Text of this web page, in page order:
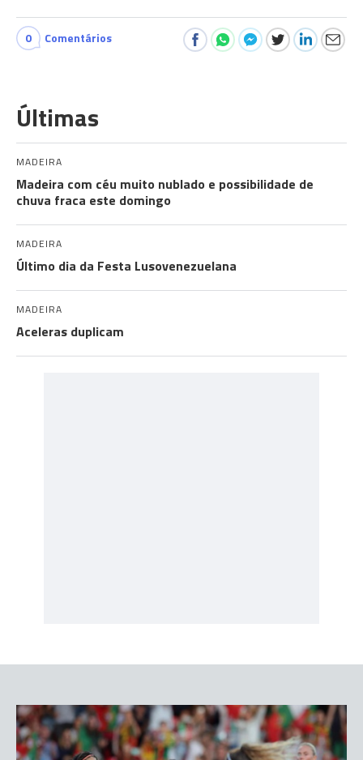
0 Comentários
Últimas
MADEIRA
Madeira com céu muito nublado e possibilidade de
chuva fraca este domingo
MADEIRA
Último dia da Festa Lusovenezuelana
MADEIRA
Aceleras duplicam